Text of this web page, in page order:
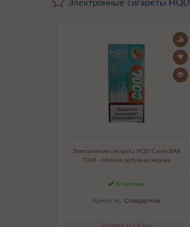
Электронные сигареты HQD
Электронная сигарета HQD Cuvie BAR
7000 - Мятная арбузная жвачка
В наличии
Крепость: Стандартная
Доставка от 1,5 часа